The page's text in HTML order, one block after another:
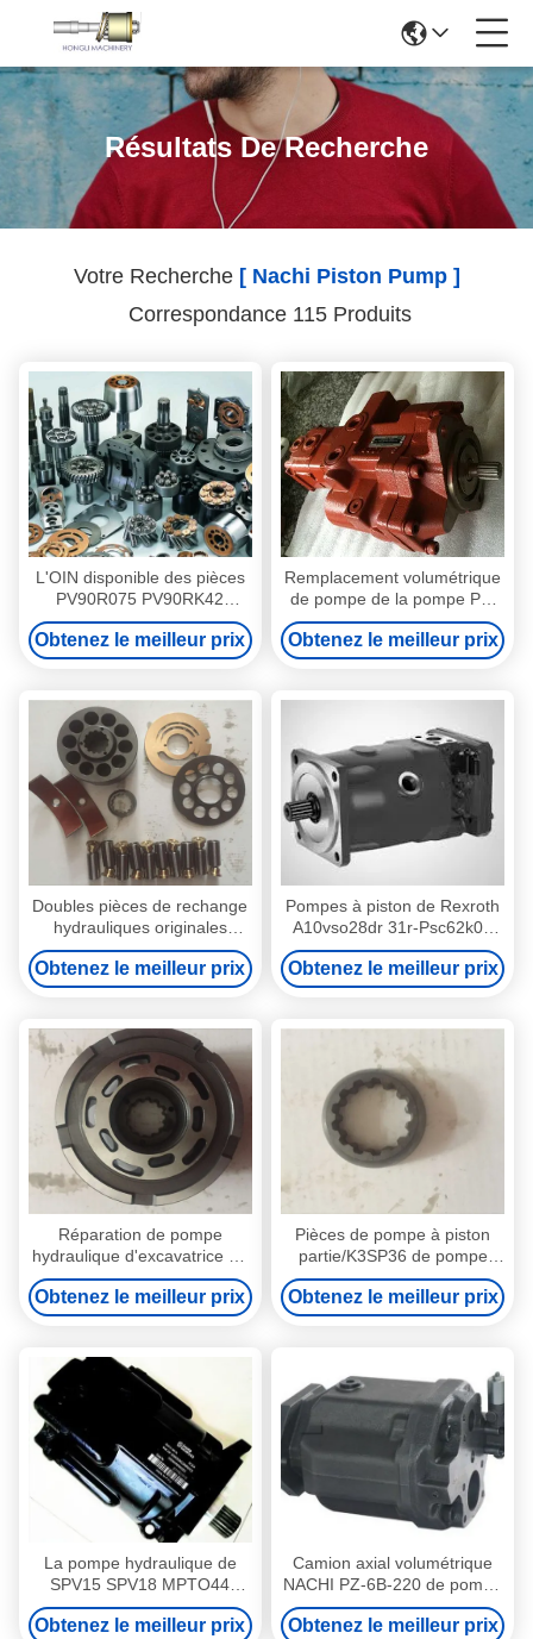
Résultats De Recherche
Votre Recherche [ Nachi Piston Pump ]
Correspondance 115 Produits
L'OIN disponible des pièces
PV90R075 PV90RK42
PV90L42 de pompe à piston
de Nachi certifient
Obtenez le meilleur prix
Remplacement volumétrique
de pompe de la pompe Pz-
6b-220 hydraulique/à piston
de Nachi
Obtenez le meilleur prix
Doubles pièces de rechange
hydrauliques originales
A8VO200 A8VO140 de
pompe à piston de Rexroth
Obtenez le meilleur prix
Pompes à piston de Rexroth
A10vso28dr 31r-Psc62k01
volumétriques
Obtenez le meilleur prix
Réparation de pompe
hydraulique d'excavatrice de
K3SP36C K3SP36B pour la
pompe de canalisation de
l'excavatrice 8T
Obtenez le meilleur prix
Pièces de pompe à piston
partie/K3SP36 de pompe
hydraulique de Kawasaki de
moteur de voyage
Obtenez le meilleur prix
La pompe hydraulique de
SPV15 SPV18 MPTO44
partie le moteur de plat de
valve de Sundstrand SPV27
Obtenez le meilleur prix
Camion axial volumétrique
NACHI PZ-6B-220 de pompe
de pompe concrète
Obtenez le meilleur prix